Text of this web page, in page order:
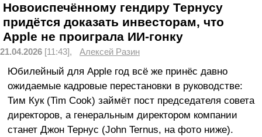
Новоиспечённому гендиру Тернусу
придётся доказать инвесторам, что
Apple не проиграла ИИ-гонку
21.04.2026 [11:43], Алексей Разин
Юбилейный для Apple год всё же принёс давно
ожидаемые кадровые перестановки в руководстве:
Тим Кук (Tim Cook) займёт пост председателя совета
директоров, а генеральным директором компании
станет Джон Тернус (John Ternus, на фото ниже).